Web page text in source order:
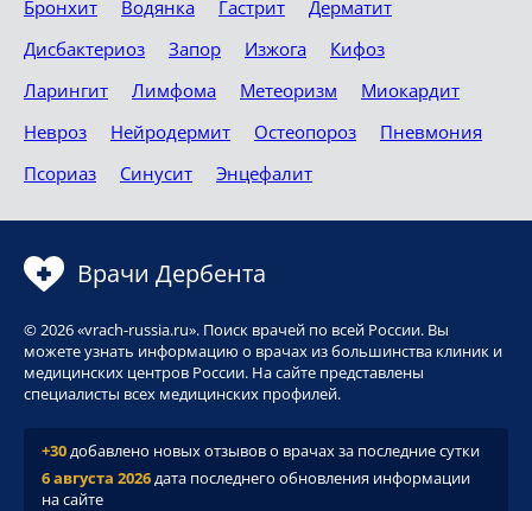
Бронхит
Водянка Гастрит
Дерматит
Дисбактериоз
Запор Изжога
Кифоз
Ларингит
Лимфома Метеоризм
Миокардит
Невроз
Нейродермит Остеопороз
Пневмония
Псориаз
Синусит Энцефалит
Врачи Дербента
© 2026 «vrach-russia.ru». Поиск врачей по всей России. Вы
можете узнать информацию о врачах из большинства клиник и
медицинских центров России. На сайте представлены
специалисты всех медицинских профилей.
+30добавлено новых отзывов о врачах за последние сутки
6 августа 2026дата последнего обновления информации
на сайте